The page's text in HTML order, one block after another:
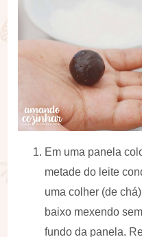
Em uma panela
metade do leite
uma colher (de
baixo mexendo
fundo da panela.